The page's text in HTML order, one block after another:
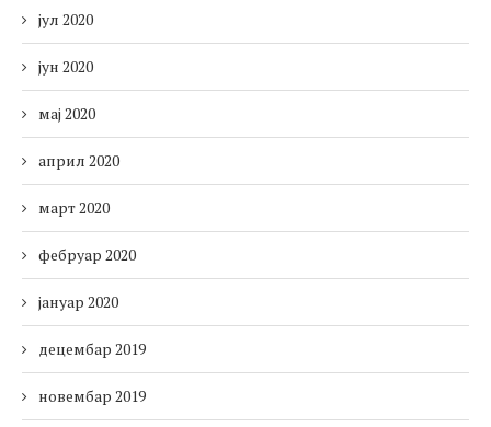
јул 2020
јун 2020
мај 2020
април 2020
март 2020
фебруар 2020
јануар 2020
децембар 2019
новембар 2019